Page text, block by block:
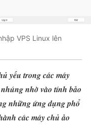
VPS Linux lên
yếu trong các máy
nhờ vào tính bảo
những ứng dụng phổ
các máy chủ ảo